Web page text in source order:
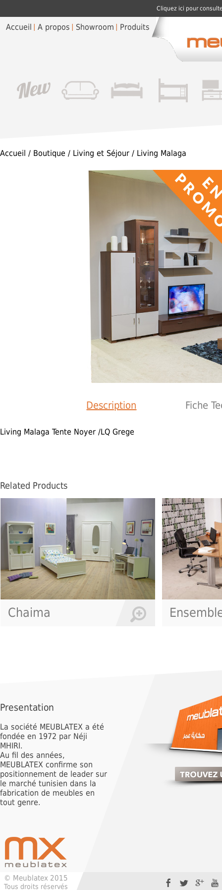
Cliquez ici pour
Accueil A propos Showroom Produits
Accueil / Boutique / Living et Séjour / Living Malaga
Description Fiche
Living Malaga Tente Noyer /LQ Grege
Related Products
Ensemble Bureau
Presentation
La société MEUBLATEX a été
fondée en 1972 par Néji
MHIRI.
Au fil des années,
MEUBLATEX confirme son
positionnement de leader sur
le marché tunisien dans la
fabrication de meubles en
tout genre.
© Meublatex 2015
Tous droits réservés